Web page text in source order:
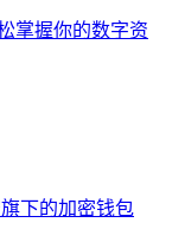
掌握你的数字资
下的加密钱包